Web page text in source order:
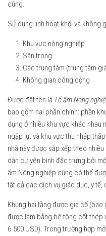
cùng.
Sử dụng linh hoạt khối và không
Khu vực nông nghiệp
Sân trong
Các trung tâm (trung tâm
Không gian công cộng
Được đặt tên là Tổ ấm Nông
bao gồm hai phần chính: phần
dụng ở nhiều khu vực khác nhau
ngập lụt và khu vực thu nhập
nhà này được sắp xếp theo
dân cư yên bình đặc trưng bởi
ấm Nông nghiệp cũng có thể
tất cả các dịch vụ giáo dục, y tế,
Khung hai tầng được gia cố (bao
được làm bằng bê tông cốt thép
6.500 USD). Trong trường hợp